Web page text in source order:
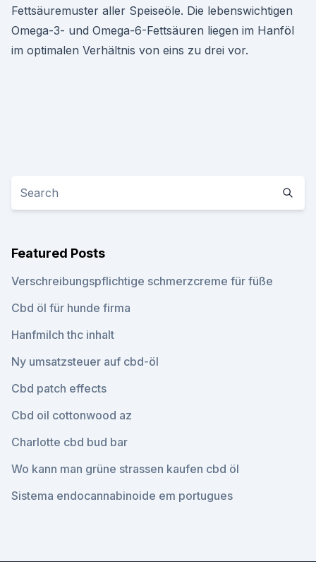
Fettsäuremuster aller Speiseöle. Die lebenswichtigen
Omega-3- und Omega-6-Fettsäuren liegen im Hanföl
im optimalen Verhältnis von eins zu drei vor.
Featured Posts
Verschreibungspflichtige schmerzcreme für füße
Cbd öl für hunde firma
Hanfmilch thc inhalt
Ny umsatzsteuer auf cbd-öl
Cbd patch effects
Cbd oil cottonwood az
Charlotte cbd bud bar
Wo kann man grüne strassen kaufen cbd öl
Sistema endocannabinoide em portugues